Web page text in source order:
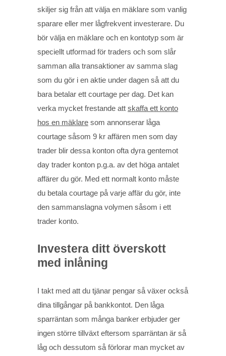
skiljer sig från att välja en mäklare som vanlig
sparare eller mer lågfrekvent investerare. Du
bör välja en mäklare och en kontotyp som är
speciellt utformad för traders och som slår
samman alla transaktioner av samma slag
som du gör i en aktie under dagen så att du
bara betalar ett courtage per dag. Det kan
verka mycket frestande att skaffa ett konto
hos en mäklare som annonserar låga
courtage såsom 9 kr affären men som day
trader blir dessa konton ofta dyra gentemot
day trader konton p.g.a. av det höga antalet
affärer du gör. Med ett normalt konto måste
du betala courtage på varje affär du gör, inte
den sammanslagna volymen såsom i ett
trader konto.
Investera ditt överskott
med inlåning
I takt med att du tjänar pengar så växer också
dina tillgångar på bankkontot. Den låga
sparräntan som många banker erbjuder ger
ingen större tillväxt eftersom sparräntan är så
låg och dessutom så förlorar man mycket av